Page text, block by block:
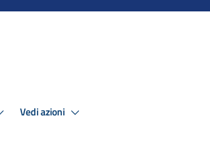
Vedi azioni